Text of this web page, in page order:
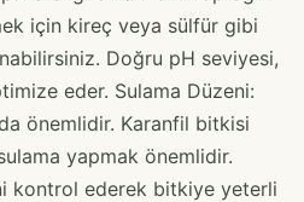
için kireç veya sülfür gibi
Doğru pH seviyesi,
eder. Sulama Düzeni:
önemlidir. Karanfil bitkisi
yapmak önemlidir.
kontrol ederek bitkiye yeterli